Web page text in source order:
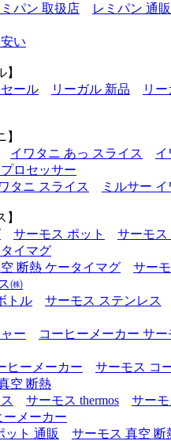
パン 取扱店
レミパン 通販
い
ール リーガル 新品
リ
イワタニ あっ スライス
イ
ロセッサー
タニ スライス ミルサー
サーモス ポット
サーモス
イマグ
断熱 ケータイマグ
サー
㈱
トル
サーモス ステンレス
ー
コーヒーメーカー サー
ヒーメーカー
サーモス コ
空 断熱
サーモス thermos
サー
ーメーカー
ット 通販
サーモス 真空 断